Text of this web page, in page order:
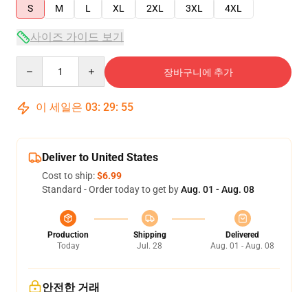
S
M L XL 2XL 3XL 4XL
사이즈 가이드 보기
장바구니에 추가
이 세일은 03: 29: 54
Deliver to United States
Cost to ship:$6.99
Standard - Order today to get byAug. 01 - Aug. 08
Production
Today
Shipping
Jul. 28
Delivered
Aug. 01 - Aug. 08
안전한 거래